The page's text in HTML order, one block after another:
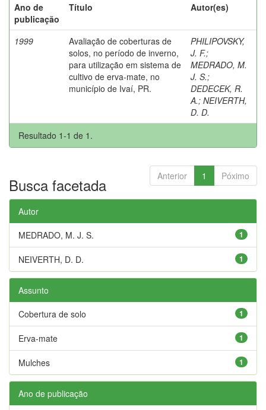
Ano de
publicação
Título Autor(es)
1999
Avaliação de coberturas de
solos, no período de inverno,
para utilização em sistema de
cultivo de erva-mate, no
município de Ivaí, PR.
PHILIPOVSKY,
J. F.;
MEDRADO, M.
J. S.;
DEDECEK, R.
A.; NEIVERTH,
D. D.
Resultado 1-1 de 1.
Anterior 1 Póximo
Busca facetada
Autor
1
MEDRADO, M. J. S.
1
NEIVERTH, D. D.
Assunto
1
Cobertura de solo
1
Erva-mate
1
Mulches
Ano de publicação